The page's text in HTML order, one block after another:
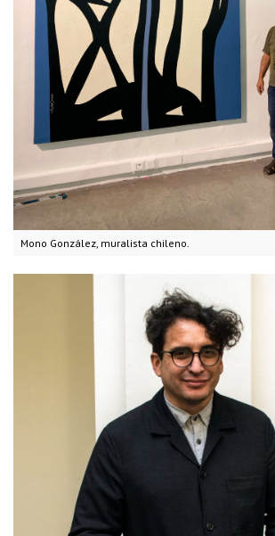
Mono González, muralista chileno.